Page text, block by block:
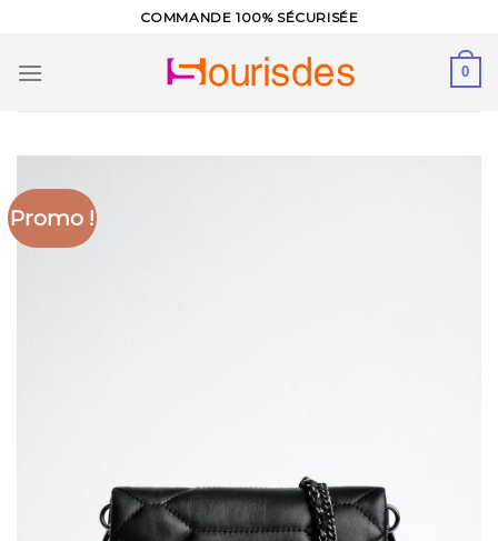
content
COMMANDE 100% SÉCURISÉE
0
Promo !